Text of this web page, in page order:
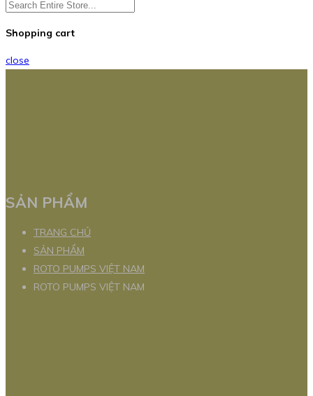
Shopping cart
close
SẢN PHẨM
TRANG CHỦ
SẢN PHẨM
ROTO PUMPS VIỆT NAM
ROTO PUMPS VIỆT NAM